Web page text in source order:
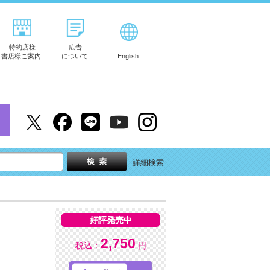
特約店様
書店様ご案内
広告
について
English
詳細検索
好評発売中
税込： 2,750 円